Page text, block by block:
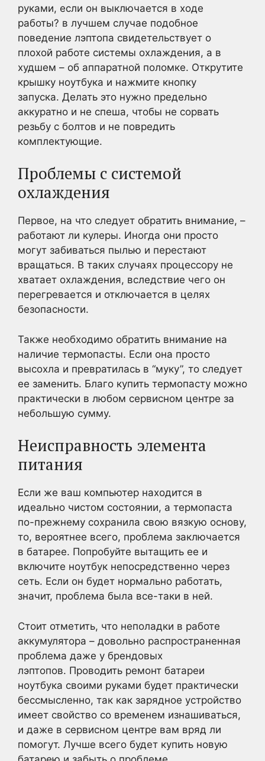
руками, если он выключается в ходе
работы? в лучшем случае подобное
поведение лэптопа свидетельствует о
плохой работе системы охлаждения, а в
худшем – об аппаратной поломке. Открутите
крышку ноутбука и нажмите кнопку
запуска. Делать это нужно предельно
аккуратно и не спеша, чтобы не сорвать
резьбу с болтов и не повредить
комплектующие.
Проблемы с системой
охлаждения
Первое, на что следует обратить внимание, –
работают ли кулеры. Иногда они просто
могут забиваться пылью и перестают
вращаться. В таких случаях процессору не
хватает охлаждения, вследствие чего он
перегревается и отключается в целях
безопасности.
Также необходимо обратить внимание на
наличие термопасты. Если она просто
высохла и превратилась в “муку”, то следует
ее заменить. Благо купить термопасту можно
практически в любом сервисном центре за
небольшую сумму.
Неисправность элемента
питания
Если же ваш компьютер находится в
идеально чистом состоянии, а термопаста
по-прежнему сохранила свою вязкую основу,
то, вероятнее всего, проблема заключается
в батарее. Попробуйте вытащить ее и
включите ноутбук непосредственно через
сеть. Если он будет нормально работать,
значит, проблема была все-таки в ней.
Стоит отметить, что неполадки в работе
аккумулятора – довольно распространенная
проблема даже у брендовых
лэптопов. Проводить ремонт батареи
ноутбука своими руками будет практически
бессмысленно, так как зарядное устройство
имеет свойство со временем изнашиваться,
и даже в сервисном центре вам вряд ли
помогут. Лучше всего будет купить новую